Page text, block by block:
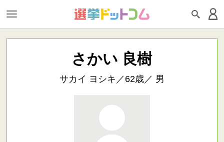
さかい 良樹
サカイ ヨシキ／62歳／ 男